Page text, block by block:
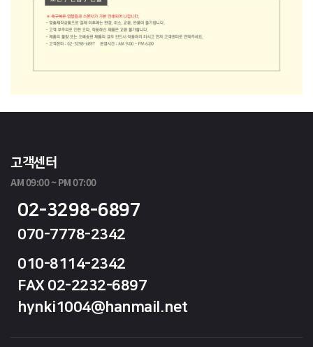
고객센터
AM 09:00 ~ PM 07:00
02-3298-6897
070-7778-2342
010-8114-2342
FAX 02-2232-6897
hynki1004@hanmail.net